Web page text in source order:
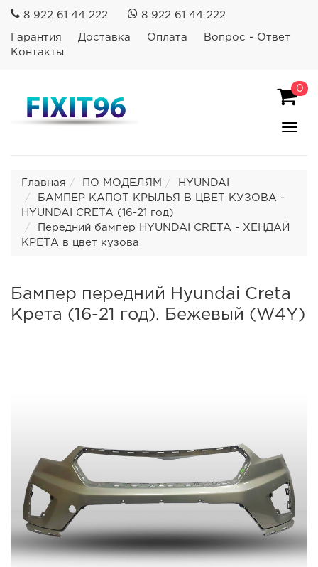
8 922 61 44 222 8 922 61 44 222
Гарантия Доставка Оплата
Вопрос - Ответ
Контакты
0
Главная ПО МОДЕЛЯМ
HYUNDAI
БАМПЕР КАПОТ КРЫЛЬЯ В ЦВЕТ КУЗОВА -
HYUNDAI CRETA (16-21 год)
Передний бампер HYUNDAI CRETA - ХЕНДАЙ
КРЕТА в цвет кузова
Бампер передний Hyundai Creta
Крета (16-21 год). Бежевый (W4Y)